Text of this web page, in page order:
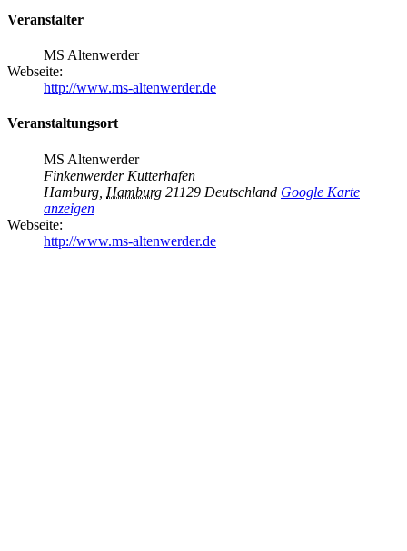
Veranstalter
MS Altenwerder
Webseite:
http://www.ms-altenwerder.de
Veranstaltungsort
MS Altenwerder
Finkenwerder Kutterhafen
Hamburg Hamburg 21129 Deutschland Google Karte
anzeigen
Webseite:
http://www.ms-altenwerder.de